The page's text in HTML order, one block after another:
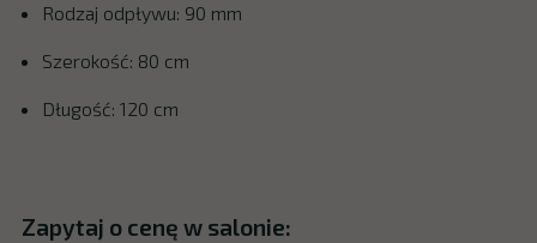
Rodzaj odpływu: 90 mm
Szerokość: 80 cm
Długość: 120 cm
Zapytaj o cenę w salonie: